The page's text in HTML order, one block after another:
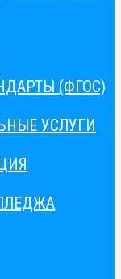
(ФГОС)
УСЛУГИ